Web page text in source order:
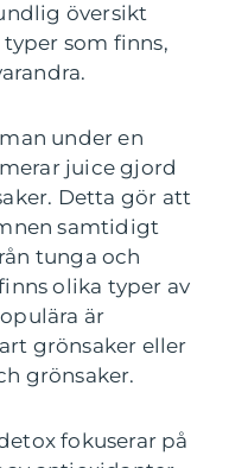
översikt
som finns,
under en
juice gjord
Detta gör att
samtidigt
tunga och
olika typer av
är
grönsaker eller
grönsaker.
fokuserar på